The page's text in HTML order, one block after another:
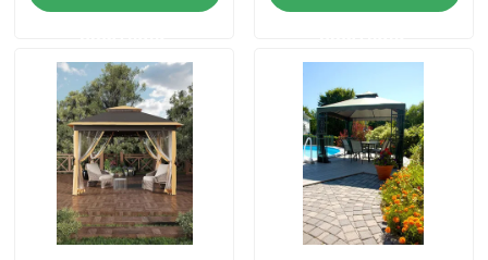
Ζητήστε ένα απόσπασμα
Πέργκολα Patio αργιλίου
Πέργκολα Louvered αργιλίου